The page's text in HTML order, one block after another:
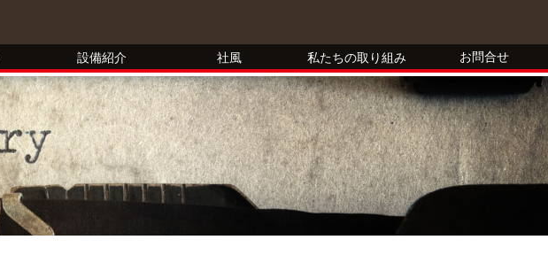
設備紹介 社風 私たちの取り組み お問合せ